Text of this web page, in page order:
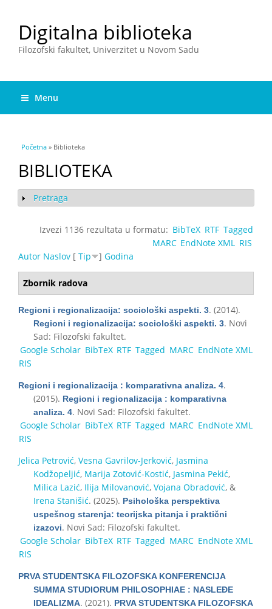
Digitalna biblioteka
Filozofski fakultet, Univerzitet u Novom Sadu
Menu
You are here
Početna » Biblioteka
BIBLIOTEKA
Show
Pretraga
Izvezi 1136 rezultata u formatu: BibTeX RTF Tagged
MARC EndNote XML
RIS
Autor Naslov [ Tip ] Godina
Zbornik radova
Regioni i regionalizacija: sociološki aspekti. 3. (2014).
Regioni i regionalizacija: sociološki aspekti. 3. Novi
Sad: Filozofski fakultet.
Google Scholar BibTeX RTF Tagged MARC EndNote XML
RIS
Regioni i regionalizacija : komparativna analiza. 4.
(2015). Regioni i regionalizacija : komparativna
analiza. 4. Novi Sad: Filozofski fakultet.
Google Scholar BibTeX RTF Tagged MARC EndNote XML
RIS
Jelica Petrović, Vesna Gavrilov-Jerković, Jasmina
Kodžopeljić, Marija Zotović-Kostić, Jasmina Pekić,
Milica Lazić, Ilija Milovanović, Vojana Obradović, &
Irena Stanišić. (2025). Psihološka perspektiva
uspešnog starenja: teorijska pitanja i praktični
izazovi. Novi Sad: Filozofski fakultet.
Google Scholar BibTeX RTF Tagged MARC EndNote XML
RIS
PRVA STUDENTSKA FILOZOFSKA KONFERENCIJA
SUMMA STUDIORUM PHILOSOPHIAE : NASLEĐE
IDEALIZMA. (2021). PRVA STUDENTSKA FILOZOFSKA